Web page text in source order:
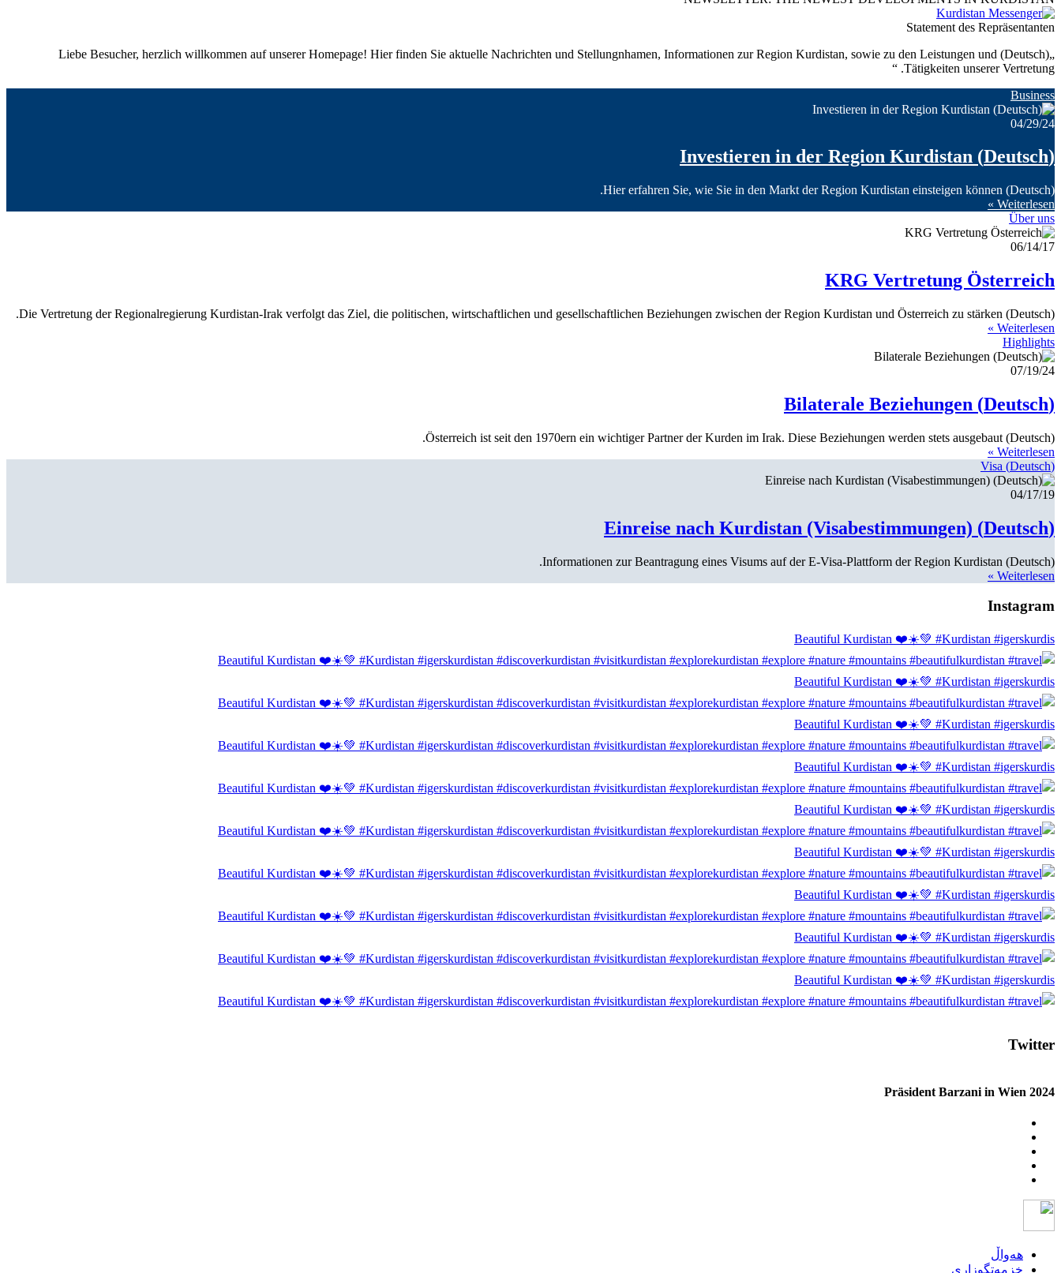
Statement des Repräsentanten
„(Deutsch) Liebe Besucher, herzlich willkommen auf unserer Homepage! Hier finden Sie aktuelle Nachrichten und Stellungnhamen, Informationen zur Region Kurdistan, sowie zu den Leistungen und
Tätigkeiten unserer Vertretung. “
Business
04/29/24
(Deutsch) Investieren in der Region Kurdistan
(Deutsch) Hier erfahren Sie, wie Sie in den Markt der Region Kurdistan einsteigen können.
Weiterlesen »
Über uns
06/14/17
KRG Vertretung Österreich
(Deutsch) Die Vertretung der Regionalregierung Kurdistan-Irak verfolgt das Ziel, die politischen, wirtschaftlichen und gesellschaftlichen Beziehungen zwischen der Region Kurdistan und Österreich zu stärken.
Weiterlesen »
Highlights
07/19/24
(Deutsch) Bilaterale Beziehungen
(Deutsch) Österreich ist seit den 1970ern ein wichtiger Partner der Kurden im Irak. Diese Beziehungen werden stets ausgebaut.
Weiterlesen »
(Deutsch) Visa
04/17/19
(Deutsch) Einreise nach Kurdistan (Visabestimmungen)
(Deutsch) Informationen zur Beantragung eines Visums auf der E-Visa-Plattform der Region Kurdistan.
Weiterlesen »
Instagram
Beautiful Kurdistan ❤️☀️💚 #Kurdistan #igerskurdis
Beautiful Kurdistan ❤️☀️💚 #Kurdistan #igerskurdis
Beautiful Kurdistan ❤️☀️💚 #Kurdistan #igerskurdis
Beautiful Kurdistan ❤️☀️💚 #Kurdistan #igerskurdis
Beautiful Kurdistan ❤️☀️💚 #Kurdistan #igerskurdis
Beautiful Kurdistan ❤️☀️💚 #Kurdistan #igerskurdis
Beautiful Kurdistan ❤️☀️💚 #Kurdistan #igerskurdis
Beautiful Kurdistan ❤️☀️💚 #Kurdistan #igerskurdis
Beautiful Kurdistan ❤️☀️💚 #Kurdistan #igerskurdis
Twitter
Präsident Barzani in Wien 2024
هەواڵ
خزمەتگوزاری